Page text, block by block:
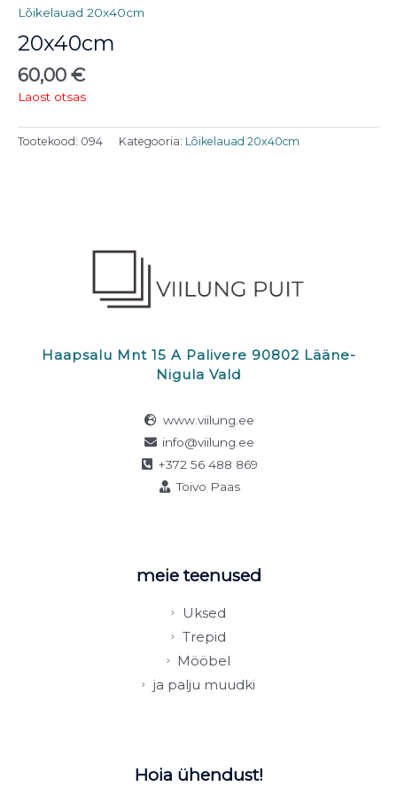
Lõikelauad 20x40cm
20x40cm
60,00 €
Laost otsas
Tootekood: 094 Kategooria: Lõikelauad 20x40cm
Haapsalu Mnt 15 A Palivere 90802 Lääne-
Nigula Vald
www.viilung.ee
info@viilung.ee
+372 56 488 869
Toivo Paas
meie teenused
Uksed
Trepid
Mööbel
ja palju muudki
Hoia ühendust!